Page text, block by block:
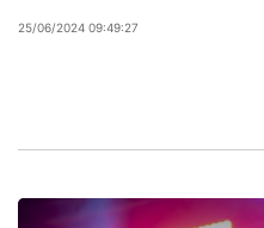
25/06/2024 09:49:27